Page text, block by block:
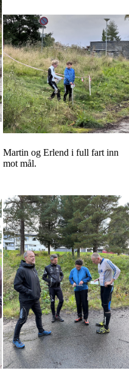
Martin og Erlend i full fart inn
mot mål.